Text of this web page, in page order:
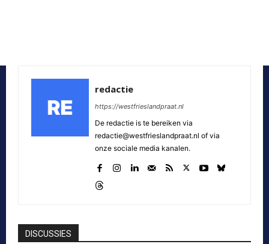
redactie
https://westfrieslandpraat.nl
De redactie is te bereiken via
redactie@westfrieslandpraat.nl of via
onze sociale media kanalen.
DISCUSSIES